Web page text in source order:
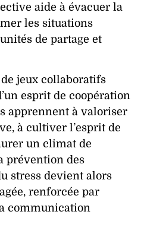
aide à évacuer la
les situations
de partage et
jeux collaboratifs
esprit de coopération
apprennent à valoriser
à cultiver l’esprit de
un climat de
prévention des
stress devient alors
renforcée par
communication